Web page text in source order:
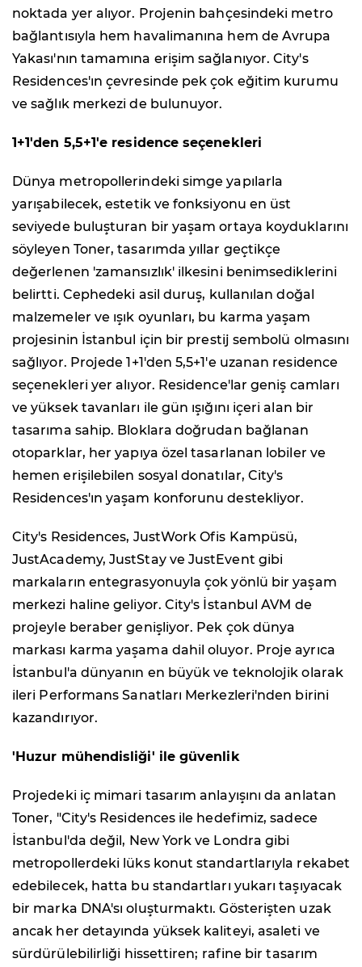
noktada yer alıyor. Projenin bahçesindeki metro
bağlantısıyla hem havalimanına hem de Avrupa
Yakası'nın tamamına erişim sağlanıyor. City's
Residences'ın çevresinde pek çok eğitim kurumu
ve sağlık merkezi de bulunuyor.
1+1'den 5,5+1'e residence seçenekleri
Dünya metropollerindeki simge yapılarla
yarışabilecek, estetik ve fonksiyonu en üst
seviyede buluşturan bir yaşam ortaya koyduklarını
söyleyen Toner, tasarımda yıllar geçtikçe
değerlenen 'zamansızlık' ilkesini benimsediklerini
belirtti. Cephedeki asil duruş, kullanılan doğal
malzemeler ve ışık oyunları, bu karma yaşam
projesinin İstanbul için bir prestij sembolü olmasını
sağlıyor. Projede 1+1'den 5,5+1'e uzanan residence
seçenekleri yer alıyor. Residence'lar geniş camları
ve yüksek tavanları ile gün ışığını içeri alan bir
tasarıma sahip. Bloklara doğrudan bağlanan
otoparklar, her yapıya özel tasarlanan lobiler ve
hemen erişilebilen sosyal donatılar, City's
Residences'ın yaşam konforunu destekliyor.
City's Residences, JustWork Ofis Kampüsü,
JustAcademy, JustStay ve JustEvent gibi
markaların entegrasyonuyla çok yönlü bir yaşam
merkezi haline geliyor. City's İstanbul AVM de
projeyle beraber genişliyor. Pek çok dünya
markası karma yaşama dahil oluyor. Proje ayrıca
İstanbul'a dünyanın en büyük ve teknolojik olarak
ileri Performans Sanatları Merkezleri'nden birini
kazandırıyor.
'Huzur mühendisliği' ile güvenlik
Projedeki iç mimari tasarım anlayışını da anlatan
Toner, "City's Residences ile hedefimiz, sadece
İstanbul'da değil, New York ve Londra gibi
metropollerdeki lüks konut standartlarıyla rekabet
edebilecek, hatta bu standartları yukarı taşıyacak
bir marka DNA'sı oluşturmaktı. Gösterişten uzak
ancak her detayında yüksek kaliteyi, asaleti ve
sürdürülebilirliği hissettiren; rafine bir tasarım